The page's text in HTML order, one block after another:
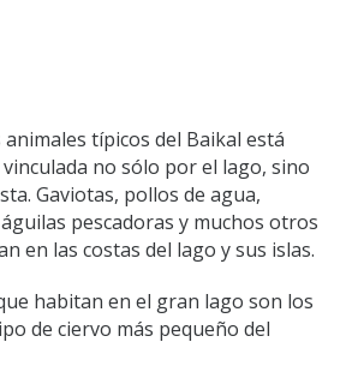
animales típicos del Baikal está
no sólo por el lago, sino
Gaviotas, pollos de agua,
pescadoras y muchos otros
en las costas del lago y sus islas.
habitan en el gran lago son los
de ciervo más pequeño del